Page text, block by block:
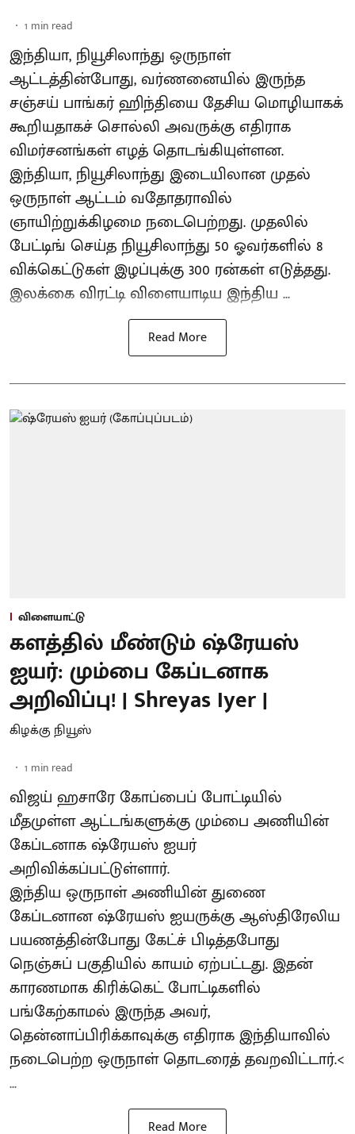
1 min read
இந்தியா, நியூசிலாந்து ஒருநாள்
ஆட்டத்தின்போது, வர்ணனையில் இருந்த
சஞ்சய் பாங்கர் ஹிந்தியை தேசிய மொழியாகக்
கூறியதாகச் சொல்லி அவருக்கு எதிராக
விமர்சனங்கள் எழத் தொடங்கியுள்ளன.
இந்தியா, நியூசிலாந்து இடையிலான முதல்
ஒருநாள் ஆட்டம் வதோதராவில்
ஞாயிற்றுக்கிழமை நடைபெற்றது. முதலில்
பேட்டிங் செய்த நியூசிலாந்து 50 ஓவர்களில் 8
விக்கெட்டுகள் இழப்புக்கு 300 ரன்கள் எடுத்தது.
இலக்கை விரட்டி விளையாடிய இந்திய ...
Read More
விளையாட்டு
களத்தில் மீண்டும் ஷ்ரேயஸ்
ஐயர்: மும்பை கேப்டனாக
அறிவிப்பு! | Shreyas Iyer |
கிழக்கு நியூஸ்
1 min read
விஜய் ஹசாரே கோப்பைப் போட்டியில்
மீதமுள்ள ஆட்டங்களுக்கு மும்பை அணியின்
கேப்டனாக ஷ்ரேயஸ் ஐயர்
அறிவிக்கப்பட்டுள்ளார்.
இந்திய ஒருநாள் அணியின் துணை
கேப்டனான ஷ்ரேயஸ் ஐயருக்கு ஆஸ்திரேலிய
பயணத்தின்போது கேட்ச் பிடித்தபோது
நெஞ்சுப் பகுதியில் காயம் ஏற்பட்டது. இதன்
காரணமாக கிரிக்கெட் போட்டிகளில்
பங்கேற்காமல் இருந்த அவர்,
தென்னாப்பிரிக்காவுக்கு எதிராக இந்தியாவில்
நடைபெற்ற ஒருநாள் தொடரைத் தவறவிட்டார்.<
...
Read More